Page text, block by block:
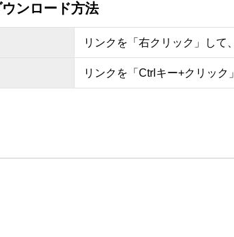
ンロード方法
リンクを「右クリック」して
リンクを「Ctrlキー+クリッ